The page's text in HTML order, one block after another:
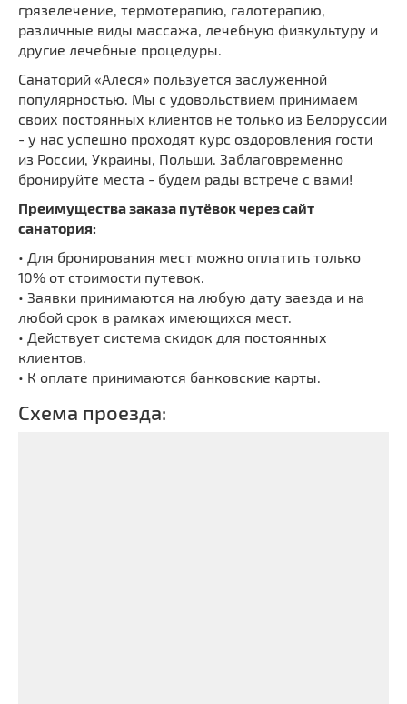
грязелечение, термотерапию, галотерапию,
различные виды массажа, лечебную физкультуру и
другие лечебные процедуры.
Санаторий «Алеся» пользуется заслуженной
популярностью. Мы с удовольствием принимаем
своих постоянных клиентов не только из Белоруссии
- у нас успешно проходят курс оздоровления гости
из России, Украины, Польши. Заблаговременно
бронируйте места - будем рады встрече с вами!
Преимущества заказа путёвок через сайт
санатория:
• Для бронирования мест можно оплатить только
10% от стоимости путевок.
• Заявки принимаются на любую дату заезда и на
любой срок в рамках имеющихся мест.
• Действует система скидок для постоянных
клиентов.
• К оплате принимаются банковские карты.
Схема проезда: